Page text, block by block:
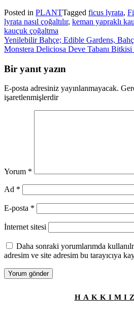
Posted in PLANTTagged ficus lyrata,
lyrata nasıl çoğaltılır, keman yapraklı
kauçuk çoğaltma
Yazı
gezinmesi
Yenilebilir Bahçe; Edible Gardens,
Monstera Deliciosa Deve Tabanı Bitkisi
Bir yanıt yazın
E-posta adresiniz yayınlanmayacak.
işaretlenmişlerdir
Yorum *
Ad *
E-posta *
İnternet sitesi
Daha sonraki yorumlarımda
adresim ve site adresim bu tarayıcıya